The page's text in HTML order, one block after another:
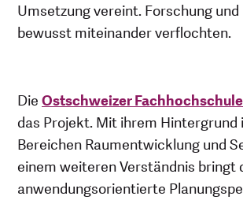
Umsetzung vereint. Forschung und
bewusst miteinander verflochten.
Die Ostschweizer
das Projekt. Mit ihrem Hintergrund
Bereichen Raumentwicklung und
einem weiteren Verständnis bringt
anwendungsorientierte